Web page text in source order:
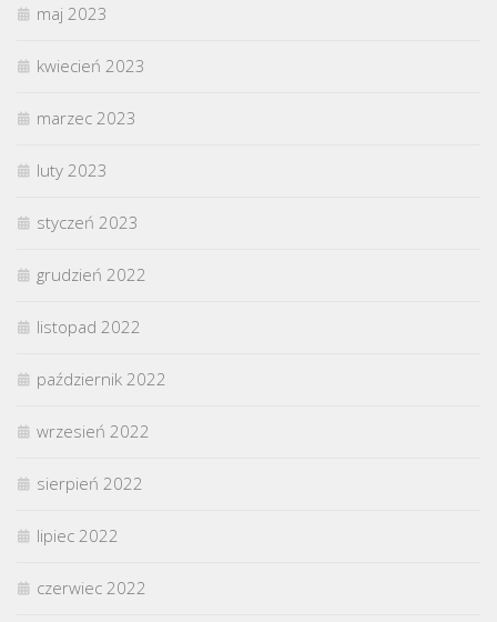
maj 2023
kwiecień 2023
marzec 2023
luty 2023
styczeń 2023
grudzień 2022
listopad 2022
październik 2022
wrzesień 2022
sierpień 2022
lipiec 2022
czerwiec 2022